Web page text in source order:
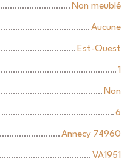
Non meublé
Aucune
Est-Ouest
1
Non
6
Annecy 74960
VA1951